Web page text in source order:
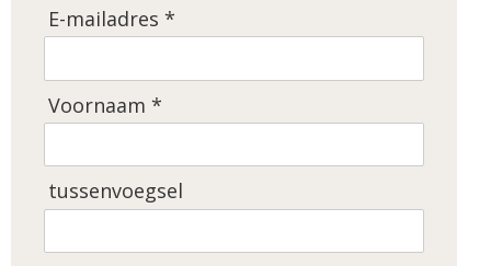
E-mailadres *
Voornaam *
tussenvoegsel